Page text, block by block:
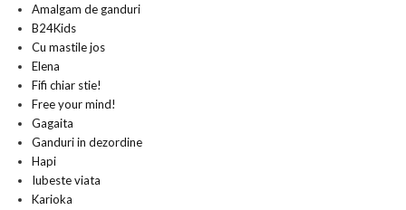
Amalgam de ganduri
B24Kids
Cu mastile jos
Elena
Fifi chiar stie!
Free your mind!
Gagaita
Ganduri in dezordine
Hapi
Iubeste viata
Karioka